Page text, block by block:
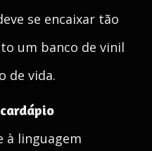
se encaixar tão
um banco de vinil
de vida.
à linguagem